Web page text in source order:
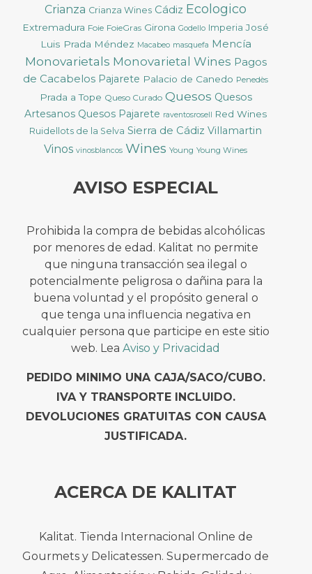
Crianza Crianza Wines Cádiz Ecologico
Extremadura Foie FoieGras Girona Godello Imperia José
Luis Prada Méndez Macabeo masquefa Mencía
Monovarietals Monovarietal Wines Pagos
de Cacabelos Pajarete Palacio de Canedo Penedès
Prada a Tope Queso Curado Quesos Quesos
Artesanos Quesos Pajarete raventosrosell Red Wines
Ruidellots de la Selva Sierra de Cádiz Villamartin
Vinos vinosblancos Wines Young Young Wines
AVISO ESPECIAL
Prohibida la compra de bebidas alcohólicas
por menores de edad. Kalitat no permite
que ninguna transacción sea ilegal o
potencialmente peligrosa o dañina para la
buena voluntad y el propósito general o
que tenga una influencia negativa en
cualquier persona que participe en este sitio
web. Lea Aviso y Privacidad
PEDIDO MINIMO UNA CAJA/SACO/CUBO.
IVA Y TRANSPORTE INCLUIDO.
DEVOLUCIONES GRATUITAS CON CAUSA
JUSTIFICADA.
ACERCA DE KALITAT
Kalitat. Tienda Internacional Online de
Gourmets y Delicatessen. Supermercado de